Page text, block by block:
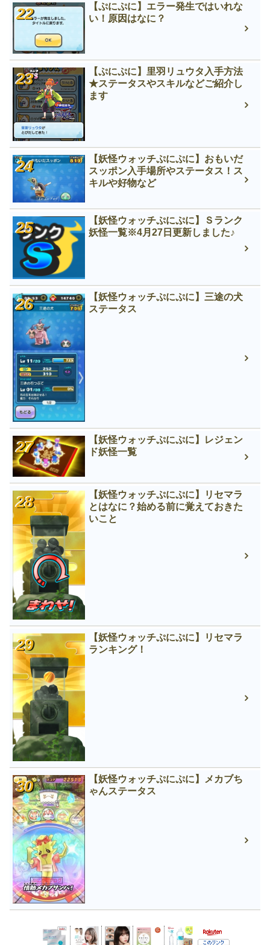
【ぷにぷに】エラー発生ではいれな
い！原因はなに？
【ぷにぷに】里羽リュウタ入手方法
★ステータスやスキルなどご紹介し
ます
【妖怪ウォッチぷにぷに】おもいだ
スッポン入手場所やステータス！ス
キルや好物など
【妖怪ウォッチぷにぷに】Ｓランク
妖怪一覧※4月27日更新しました♪
【妖怪ウォッチぷにぷに】三途の犬
ステータス
【妖怪ウォッチぷにぷに】レジェン
ド妖怪一覧
【妖怪ウォッチぷにぷに】リセマラ
とはなに？始める前に覚えておきた
いこと
【妖怪ウォッチぷにぷに】リセマラ
ランキング！
【妖怪ウォッチぷにぷに】メカブち
ゃんステータス